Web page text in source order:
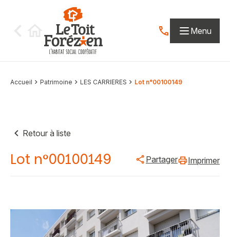
Contactez-nous
Menu
Accueil Patrimoine LES CARRIERES Lot n°00100149
Retour à liste
Lot n°00100149 Partager Imprimer